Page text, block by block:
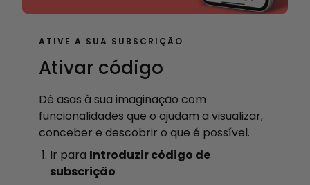
ATIVE A SUA SUBSCRIÇÃO
Ativar código
Dê asas à sua imaginação com
funcionalidades que o ajudam a visualizar,
conceber e descobrir o que é possível.
Ir para Introduzir código de
subscrição